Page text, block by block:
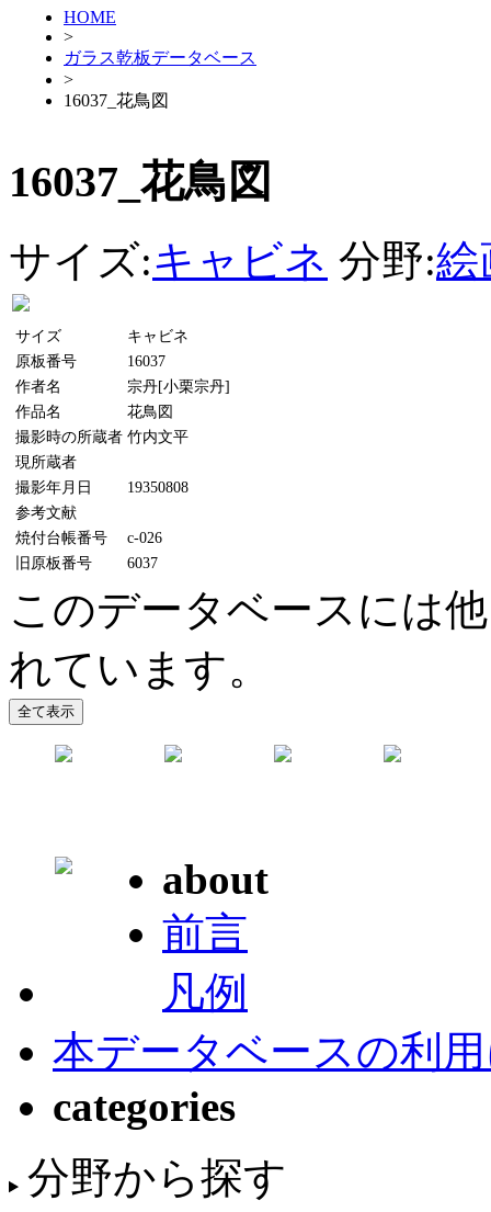
HOME
>
ガラス乾板データベース
>
16037_花鳥図
16037_花鳥図
サイズ:キャビネ 分野:絵
サイズ
キャビネ
原板番号
16037
作者名
宗丹[小栗宗丹]
作品名
花鳥図
撮影時の所蔵者 竹内文平
現所蔵者
撮影年月日
19350808
参考文献
焼付台帳番号
c-026
旧原板番号
6037
このデータベースには
れています。
about
前言
凡例
本データベースの利
categories
分野から探す